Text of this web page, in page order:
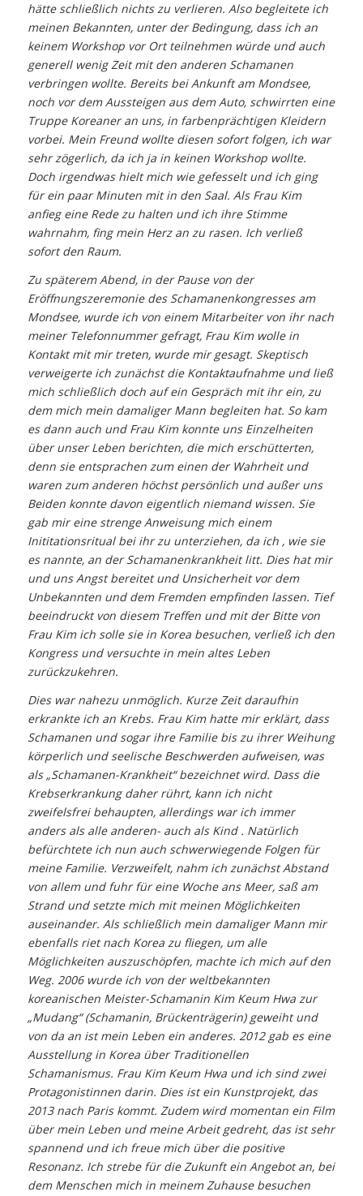
hätte schließlich nichts zu verlieren. Also begleitete ich
meinen Bekannten, unter der Bedingung, dass ich an
keinem Workshop vor Ort teilnehmen würde und auch
generell wenig Zeit mit den anderen Schamanen
verbringen wollte. Bereits bei Ankunft am Mondsee,
noch vor dem Aussteigen aus dem Auto, schwirrten eine
Truppe Koreaner an uns, in farbenprächtigen Kleidern
vorbei. Mein Freund wollte diesen sofort folgen, ich war
sehr zögerlich, da ich ja in keinen Workshop wollte.
Doch irgendwas hielt mich wie gefesselt und ich ging
für ein paar Minuten mit in den Saal. Als Frau Kim
anfieg eine Rede zu halten und ich ihre Stimme
wahrnahm, fing mein Herz an zu rasen. Ich verließ
sofort den Raum.
Zu späterem Abend, in der Pause von der
Eröffnungszeremonie des Schamanenkongresses am
Mondsee, wurde ich von einem Mitarbeiter von ihr nach
meiner Telefonnummer gefragt, Frau Kim wolle in
Kontakt mit mir treten, wurde mir gesagt. Skeptisch
verweigerte ich zunächst die Kontaktaufnahme und ließ
mich schließlich doch auf ein Gespräch mit ihr ein, zu
dem mich mein damaliger Mann begleiten hat. So kam
es dann auch und Frau Kim konnte uns Einzelheiten
über unser Leben berichten, die mich erschütterten,
denn sie entsprachen zum einen der Wahrheit und
waren zum anderen höchst persönlich und außer uns
Beiden konnte davon eigentlich niemand wissen. Sie
gab mir eine strenge Anweisung mich einem
Inititationsritual bei ihr zu unterziehen, da ich , wie sie
es nannte, an der Schamanenkrankheit litt. Dies hat mir
und uns Angst bereitet und Unsicherheit vor dem
Unbekannten und dem Fremden empfinden lassen. Tief
beeindruckt von diesem Treffen und mit der Bitte von
Frau Kim ich solle sie in Korea besuchen, verließ ich den
Kongress und versuchte in mein altes Leben
zurückzukehren.
Dies war nahezu unmöglich. Kurze Zeit daraufhin
erkrankte ich an Krebs. Frau Kim hatte mir erklärt, dass
Schamanen und sogar ihre Familie bis zu ihrer Weihung
körperlich und seelische Beschwerden aufweisen, was
als „Schamanen-Krankheit“ bezeichnet wird. Dass die
Krebserkrankung daher rührt, kann ich nicht
zweifelsfrei behaupten, allerdings war ich immer
anders als alle anderen- auch als Kind . Natürlich
befürchtete ich nun auch schwerwiegende Folgen für
meine Familie. Verzweifelt, nahm ich zunächst Abstand
von allem und fuhr für eine Woche ans Meer, saß am
Strand und setzte mich mit meinen Möglichkeiten
auseinander. Als schließlich mein damaliger Mann mir
ebenfalls riet nach Korea zu fliegen, um alle
Möglichkeiten auszuschöpfen, machte ich mich auf den
Weg. 2006 wurde ich von der weltbekannten
koreanischen Meister-Schamanin Kim Keum Hwa zur
„Mudang“ (Schamanin, Brückenträgerin) geweiht und
von da an ist mein Leben ein anderes. 2012 gab es eine
Ausstellung in Korea über Traditionellen
Schamanismus. Frau Kim Keum Hwa und ich sind zwei
Protagonistinnen darin. Dies ist ein Kunstprojekt, das
2013 nach Paris kommt. Zudem wird momentan ein Film
über mein Leben und meine Arbeit gedreht, das ist sehr
spannend und ich freue mich über die positive
Resonanz. Ich strebe für die Zukunft ein Angebot an, bei
dem Menschen mich in meinem Zuhause besuchen